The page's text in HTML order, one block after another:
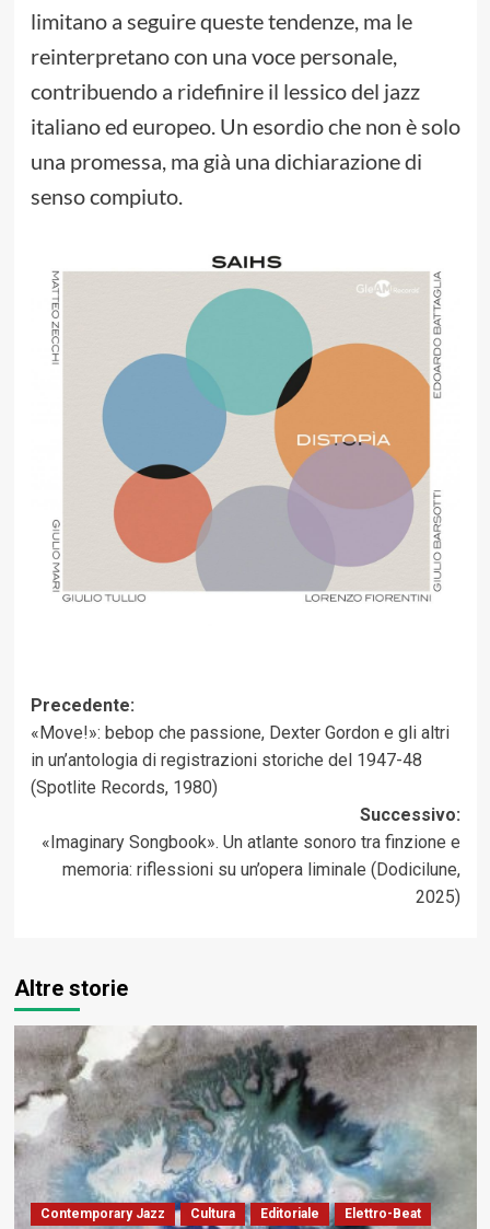
limitano a seguire queste tendenze, ma le
reinterpretano con una voce personale,
contribuendo a ridefinire il lessico del jazz
italiano ed europeo. Un esordio che non è solo
una promessa, ma già una dichiarazione di
senso compiuto.
Navigazione
articolo
Precedente:
«Move!»: bebop che passione, Dexter Gordon e gli altri
in un’antologia di registrazioni storiche del 1947-48
(Spotlite Records, 1980)
Successivo:
«Imaginary Songbook». Un atlante sonoro tra finzione e
memoria: riflessioni su un’opera liminale (Dodicilune,
2025)
Altre storie
Contemporary Jazz Cultura Editoriale Elettro-Beat